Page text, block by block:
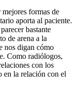
formas de
aporta al paciente.
bastante
de arena a la
nos digan cómo
Como radiólogos,
con los
en la relación con el